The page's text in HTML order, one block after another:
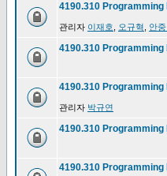
4190.310
관리자 이재호 오규혁 안
4190.310
4190.310
관리자 박규연
4190.310
4190.310 Programming